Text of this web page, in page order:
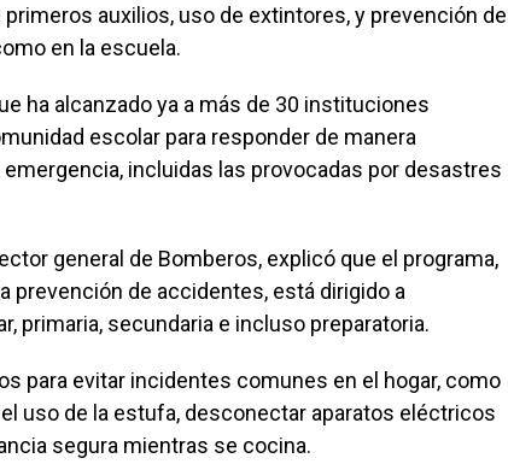
auxilios, uso de extintores, y prevención de
en la escuela.
ha alcanzado ya a más de 30 instituciones
escolar para responder de manera
incluidas las provocadas por desastres
general de Bomberos, explicó que el programa,
prevención de accidentes, está dirigido a
primaria, secundaria e incluso preparatoria.
para evitar incidentes comunes en el hogar, como
uso de la estufa, desconectar aparatos eléctricos
segura mientras se cocina.